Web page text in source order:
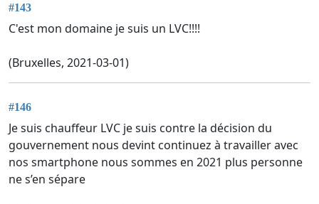
#143
C'est mon domaine je suis un LVC!!!!
(Bruxelles, 2021-03-01)
#146
Je suis chauffeur LVC je suis contre la décision du
gouvernement nous devint continuez à travailler avec
nos smartphone nous sommes en 2021 plus personne
ne s’en sépare